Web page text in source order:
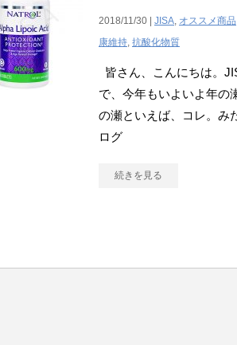
2018/11/30 | JISA, オススメ商品
康維持, 抗酸化物質
皆さん、こんにちは。
で、今年もいよいよ年の
の瀬といえば、コレ。み
ログ
続きを見る